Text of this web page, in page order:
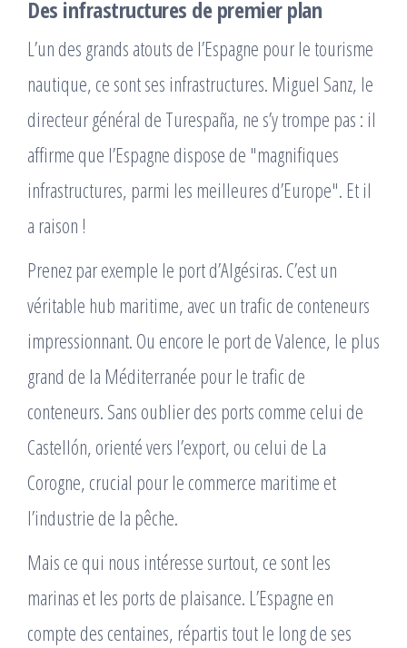
Des infrastructures de premier plan
L’un des grands atouts de l’Espagne pour le tourisme
nautique, ce sont ses infrastructures. Miguel Sanz, le
directeur général de Turespaña, ne s’y trompe pas : il
affirme que l’Espagne dispose de "magnifiques
infrastructures, parmi les meilleures d’Europe". Et il
a raison !
Prenez par exemple le port d’Algésiras. C’est un
véritable hub maritime, avec un trafic de conteneurs
impressionnant. Ou encore le port de Valence, le plus
grand de la Méditerranée pour le trafic de
conteneurs. Sans oublier des ports comme celui de
Castellón, orienté vers l’export, ou celui de La
Corogne, crucial pour le commerce maritime et
l’industrie de la pêche.
Mais ce qui nous intéresse surtout, ce sont les
marinas et les ports de plaisance. L’Espagne en
compte des centaines, répartis tout le long de ses